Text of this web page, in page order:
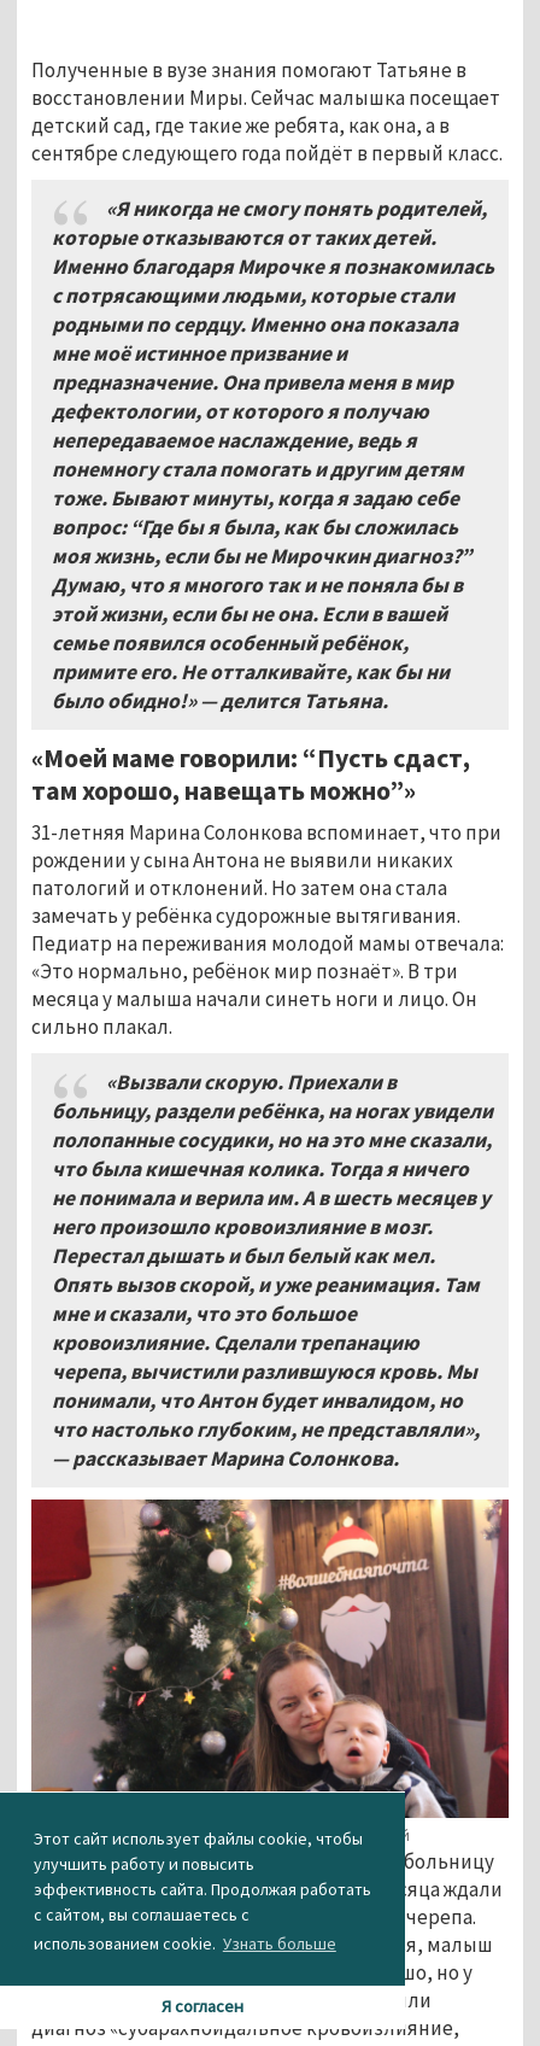
Этот сайт использует файлы cookie, чтобы
улучшить работу и повысить
эффективность сайта. Продолжая работать
с сайтом, вы соглашаетесь с
использованием cookie. Узнать больше
Я согласен
Полученные в вузе знания помогают Татьяне в
восстановлении Миры. Сейчас малышка посещает
детский сад, где такие же ребята, как она, а в
сентябре следующего года пойдёт в первый класс.
«Я никогда не смогу понять родителей,
которые отказываются от таких детей.
Именно благодаря Мирочке я познакомилась
с потрясающими людьми, которые стали
родными по сердцу. Именно она показала
мне моё истинное призвание и
предназначение. Она привела меня в мир
дефектологии, от которого я получаю
непередаваемое наслаждение, ведь я
понемногу стала помогать и другим детям
тоже. Бывают минуты, когда я задаю себе
вопрос: “Где бы я была, как бы сложилась
моя жизнь, если бы не Мирочкин диагноз?”
Думаю, что я многого так и не поняла бы в
этой жизни, если бы не она. Если в вашей
семье появился особенный ребёнок,
примите его. Не отталкивайте, как бы ни
было обидно!» — делится Татьяна.
«Моей маме говорили: “Пусть сдаст,
там хорошо, навещать можно”»
31-летняя Марина Солонкова вспоминает, что при
рождении у сына Антона не выявили никаких
патологий и отклонений. Но затем она стала
замечать у ребёнка судорожные вытягивания.
Педиатр на переживания молодой мамы отвечала:
«Это нормально, ребёнок мир познаёт». В три
месяца у малыша начали синеть ноги и лицо. Он
сильно плакал.
«Вызвали скорую. Приехали в
больницу, раздели ребёнка, на ногах увидели
полопанные сосудики, но на это мне сказали,
что была кишечная колика. Тогда я ничего
не понимала и верила им. А в шесть месяцев у
него произошло кровоизлияние в мозг.
Перестал дышать и был белый как мел.
Опять вызов скорой, и уже реанимация. Там
мне и сказали, что это большое
кровоизлияние. Сделали трепанацию
черепа, вычистили разлившуюся кровь. Мы
понимали, что Антон будет инвалидом, но
что настолько глубоким, не представляли»,
— рассказывает Марина Солонкова.
Фото: из архива Марины Солонковой
Молодой маме врачи разрешили лечь в больницу
вместе с ребёнком, где они полтора месяца ждали
вторую операцию на закрытие дефекта черепа.
Марина думала, что скоро всё образуется, малыш
наконец-то вылечится и всё будет хорошо, но у
жизни были свои планы. Антону поставили
диагноз «субарахноидальное кровоизлияние,